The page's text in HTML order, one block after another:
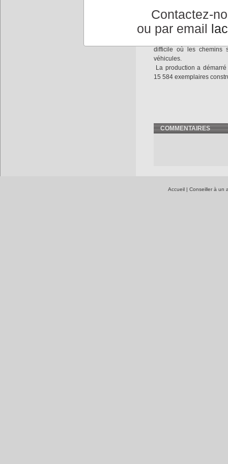
la boue et les marécages
difficile où les chemins
véhicules.
La production a
15 584 exemplaires
COMMENTAIRES
Accueil | Conseiller à un
Contactez-
ou par email